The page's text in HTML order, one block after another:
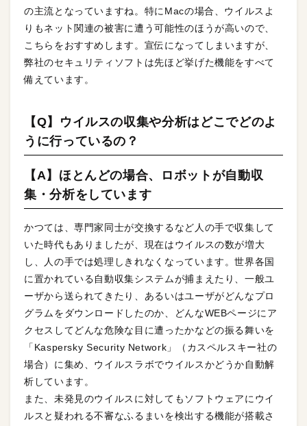
の主流となっていますね。特にMacの場合、ウイルスよ
りもネット関連の被害に遭う可能性のほうが高いので、
こちらをおすすめします。宣伝になってしまいますが、
弊社のセキュリティソフトは先ほど挙げた機能をすべて
備えています。
【Q】ウイルスの収集や分析はどこでどのよ
うに行っているの？
【A】ほとんどの場合、ロボットが自動収
集・分析をしています
かつては、専門家同士が交換するなど人の手で収集して
いた時代もありましたが、現在はウイルスの数が増大
し、人の手では処理しきれなくなっています。世界各国
に置かれている自動収集システムが捕まえたり、一般ユ
ーザから送られてきたり、あるいはユーザがどんなプロ
グラムをダウンロードしたのか、どんなWEBページにア
クセスしてどんな危険な目に遭ったかなどの振る舞いを
「Kaspersky Security Network」（カスペルスキー社の
場合）に集め、ウイルスラボでウイルスかどうか自動解
析しています。
また、未発見のウイルスに対してもソフトウェアにウイ
ルスと疑われる不審なふるまいを検出する機能が搭載さ